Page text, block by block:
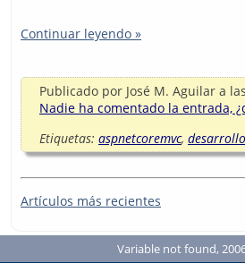
Continuar leyendo »
Publicado por José M. Aguilar a
Nadie ha comentado la entrada,
Etiquetas: aspnetcoremvc, desarrollo
Artículos más recientes
Variable not found,